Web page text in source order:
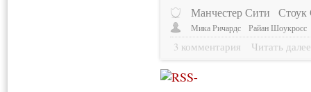
Манчестер Сити
Мика Ричардс Райан Шоукросс
3 комментария Читать далее